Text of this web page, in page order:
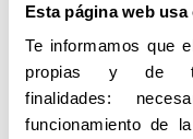
Esta página web usa
Te informamos que
propias y de
finalidades:
funcionamiento de